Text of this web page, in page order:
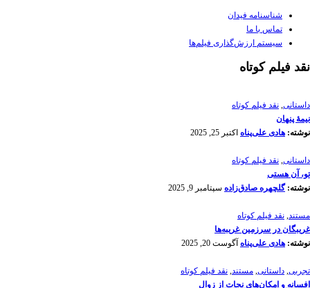
شناسنامه فیدان
تماس با ما
سیستم ارزش‌گذاری فیلم‌ها
نقد فیلم کوتاه
داستانی نقد فیلم کوتاه
نیمۀ پنهان
نوشته: هادی علی‌پناه اکتبر 25, 2025
داستانی نقد فیلم کوتاه
تو، آن هستی
نوشته:گلچهره صادق‌زاده سپتامبر 9, 2025
مستند نقد فیلم کوتاه
غریبگان در سرزمین غریبه‌ها
نوشته: هادی علی‌پناه آگوست 20, 2025
تجربی داستانی مستند نقد فیلم کوتاه
افسانه‌ و امکان‌های نجات از زوال